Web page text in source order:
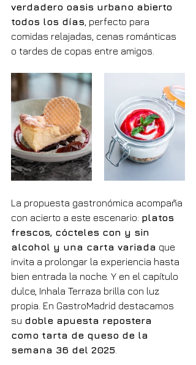
verdadero oasis urbano abierto
todos los días , perfecto para
comidas relajadas, cenas románticas
o tardes de copas entre amigos.
La propuesta gastronómica acompaña
con acierto a este escenario: platos
frescos, cócteles con y sin
alcohol y una carta variada que
invita a prolongar la experiencia hasta
bien entrada la noche. Y en el capítulo
dulce, Inhala Terraza brilla con luz
propia. En GastroMadrid destacamos
su doble apuesta repostera
como tarta de queso de la
semana 36 del 2025